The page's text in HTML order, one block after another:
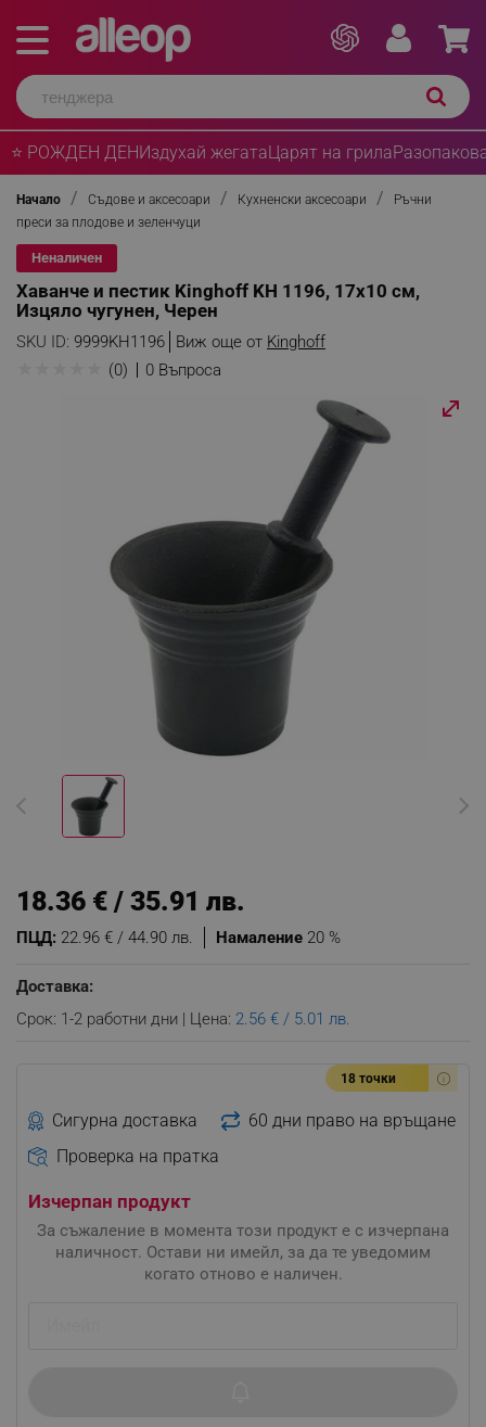
⭐ РОЖДЕН ДЕНИздухай жегатаЦарят на грила
Начало Съдове и аксесоари Кухненски аксесоари
Ръчни
преси за плодове и зеленчуци
Неналичен
Хаванче и пестик Kinghoff KH 1196, 17x10 см,
Изцяло чугунен, Черен
SKU ID: 9999KH1196 Виж още от Kinghoff
(0) 0 Въпроса
Намаление 20 %
ПЦД: 22.96 € / 44.90 лв.
18.36 € / 35.91 лв.
Доставка:
Срок: 1-2 работни дни | Цена: 2.56 € / 5.01 лв.
18 точки
Сигурна доставка
60 дни право на връщане
Проверка на пратка
Изчерпан продукт
За съжаление в момента този продукт е с изчерпана
наличност. Остави ни имейл, за да те уведомим
когато отново е наличен.